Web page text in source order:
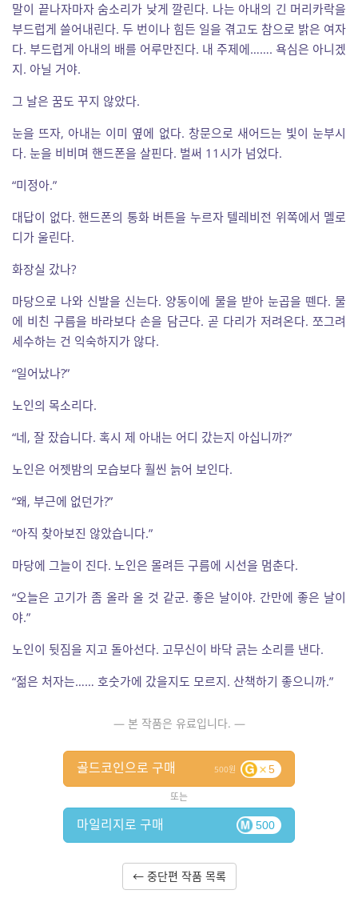
말이 끝나자마자 숨소리가 낮게 깔린다. 나는 아내의 긴 머리카락을
부드럽게 쓸어내린다. 두 번이나 힘든 일을 겪고도 참으로 밝은 여자
다. 부드럽게 아내의 배를 어루만진다. 내 주제에……. 욕심은 아니겠
지. 아닐 거야.
그 날은 꿈도 꾸지 않았다.
눈을 뜨자, 아내는 이미 옆에 없다. 창문으로 새어드는 빛이 눈부시
다. 눈을 비비며 핸드폰을 살핀다. 벌써 11시가 넘었다.
“미정아.”
대답이 없다. 핸드폰의 통화 버튼을 누르자 텔레비전 위쪽에서 멜로
디가 울린다.
화장실 갔나?
마당으로 나와 신발을 신는다. 양동이에 물을 받아 눈곱을 뗀다. 물
에 비친 구름을 바라보다 손을 담근다. 곧 다리가 저려온다. 쪼그려
세수하는 건 익숙하지가 않다.
“일어났나?”
노인의 목소리다.
“네, 잘 잤습니다. 혹시 제 아내는 어디 갔는지 아십니까?”
노인은 어젯밤의 모습보다 훨씬 늙어 보인다.
“왜, 부근에 없던가?”
“아직 찾아보진 않았습니다.”
마당에 그늘이 진다. 노인은 몰려든 구름에 시선을 멈춘다.
“오늘은 고기가 좀 올라 올 것 같군. 좋은 날이야. 간만에 좋은 날이
야.”
노인이 뒷짐을 지고 돌아선다. 고무신이 바닥 긁는 소리를 낸다.
“젊은 처자는…… 호숫가에 갔을지도 모르지. 산책하기 좋으니까.”
— 본 작품은 유료입니다. —
500 5
골드코인으로 구매
또는
500
마일리지로 구매
← 중단편 작품 목록